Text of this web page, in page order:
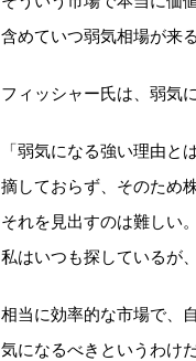
含めていつ弱気相場が来
フィッシャー氏は、弱気
「弱気になる強い理由と
摘しておらず、そのため
それを見出すのは難しい。
私はいつも探しているが
相当に効率的な市場で、
気になるべきというわけだ